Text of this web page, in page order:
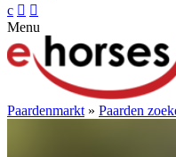
c  
Menu
Paardenmarkt » Paarden